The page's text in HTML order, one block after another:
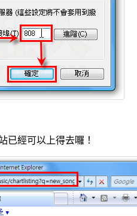
已經可以上得去囉！